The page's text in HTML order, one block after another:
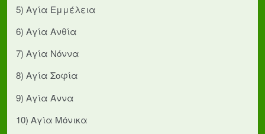
5) Αγία Εμμέλεια
6) Αγία Ανθία
7) Αγία Νόννα
8) Αγία Σοφία
9) Αγία Άννα
10) Αγία Μόνικα